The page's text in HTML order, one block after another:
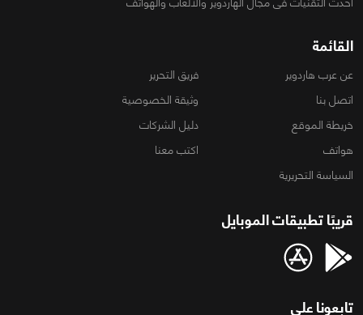
القائمة
عن عرب هاردوير
فريق التحرير
اتصل بنا
وثيقة الخصوصية
خريطة الموقع
دليل الشركات
هواتف
اكتب معنا
السياسة التحريرية
قريبًا تطبيقات الموبايل
تابعونا على